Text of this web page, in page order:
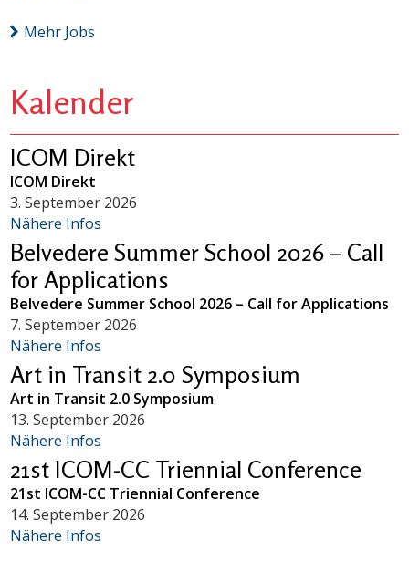
Mehr Jobs
Kalender
ICOM Direkt
ICOM Direkt
3. September 2026
Nähere Infos
Belvedere Summer School 2026 – Call
for Applications
Belvedere Summer School 2026 – Call for Applications
7. September 2026
Nähere Infos
Art in Transit 2.0 Symposium
Art in Transit 2.0 Symposium
13. September 2026
Nähere Infos
21st ICOM-CC Triennial Conference
21st ICOM-CC Triennial Conference
14. September 2026
Nähere Infos